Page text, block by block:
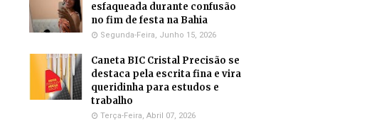
esfaqueada durante confusão
no fim de festa na Bahia
Segunda-Feira, Junho 15, 2026
Caneta BIC Cristal Precisão se
destaca pela escrita fina e vira
queridinha para estudos e
trabalho
Terça-Feira, Abril 07, 2026